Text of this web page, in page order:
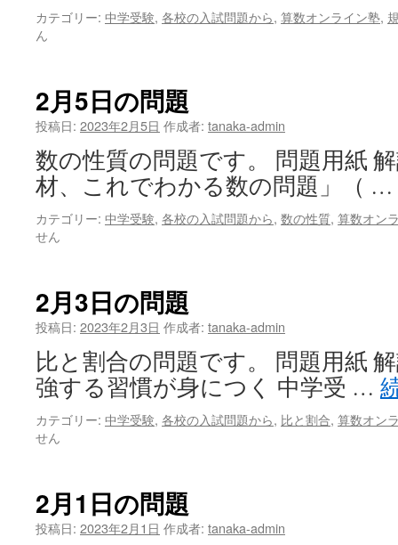
カテゴリー: 中学受験, 各校の入試問題から, 算数オンライン塾,
ん
2月5日の問題
投稿日: 2023年2月5日 作成者: tanaka-admin
数の性質の問題です。 問題用紙
材、これでわかる数の問題」（ …
カテゴリー: 中学受験, 各校の入試問題から, 数の性質, 算数オン
せん
2月3日の問題
投稿日: 2023年2月3日 作成者: tanaka-admin
比と割合の問題です。 問題用紙
強する習慣が身につく 中学受 …
カテゴリー: 中学受験, 各校の入試問題から, 比と割合, 算数オン
せん
2月1日の問題
投稿日: 2023年2月1日 作成者: tanaka-admin